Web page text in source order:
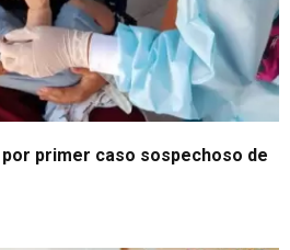
primer caso sospechoso de